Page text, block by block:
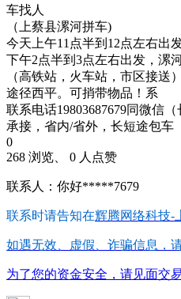
车找人
（上蔡县漯河拼车)
今天上午11点半到12点左右出
下午2点半到3点左右出发，漯
（高铁站，火车站，市区接送）
途径西平。可捎带物品！系
联系电话19803687679同微信（
承接，省内/省外，长短途包车
0
268 浏览、 0 人点赞
联系人：你好*****7679
联系时请告知在辉腾网络科技-
如遇无效、虚假、诈骗信息，
为了您的资金安全，请见面交